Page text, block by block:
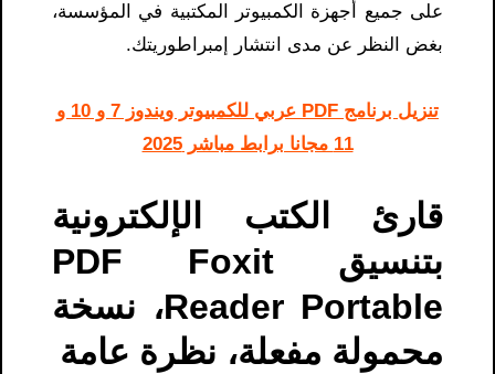
على جميع أجهزة الكمبيوتر المكتبية في المؤسسة،
بغض النظر عن مدى انتشار إمبراطوريتك.
تنزيل برنامج PDF عربي للكمبيوتر ويندوز 7 و 10 و
11 مجانا برابط مباشر 2025
قارئ الكتب الإلكترونية
بتنسيق PDF Foxit
Reader Portable، نسخة
محمولة مفعلة، نظرة عامة